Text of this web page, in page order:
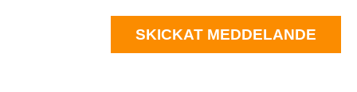
SKICKAT MEDDELANDE